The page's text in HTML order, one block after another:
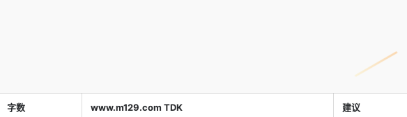
字数 www.m129.com TDK 建议